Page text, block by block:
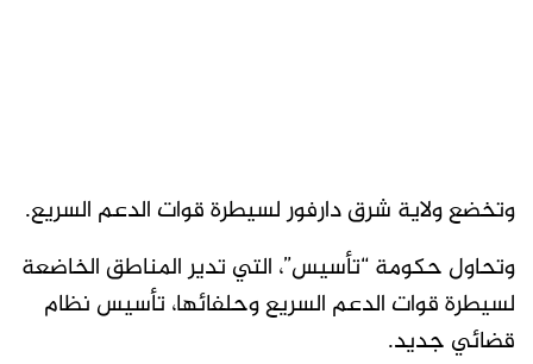
وتخضع ولاية شرق دارفور لسيطرة قوات الدعم السريع.
وتحاول حكومة “تأسيس”، التي تدير المناطق الخاضعة
لسيطرة قوات الدعم السريع وحلفائها، تأسيس نظام
قضائي جديد.